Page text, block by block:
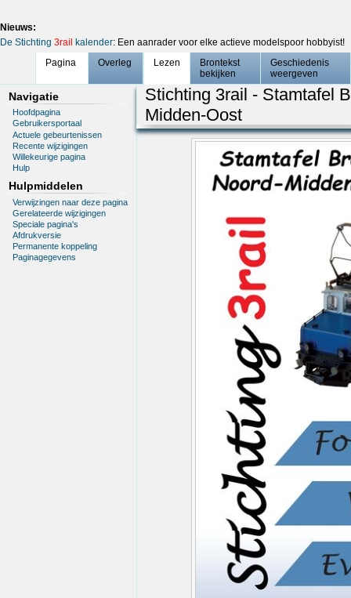
Nieuws:
De Stichting 3rail kalender: Een aanrader voor elke actieve modelspoor hobbyist!
Pagina
Overleg Lezen
Brontekst
bekijken
Geschiedenis
weergeven
Navigatie
Hoofdpagina
Gebruikersportaal
Actuele gebeurtenissen
Recente wijzigingen
Willekeurige pagina
Hulp
Hulpmiddelen
Verwijzingen naar deze pagina
Gerelateerde wijzigingen
Speciale pagina's
Afdrukversie
Permanente koppeling
Paginagegevens
Stichting 3rail - Stamtafel
Midden-Oost